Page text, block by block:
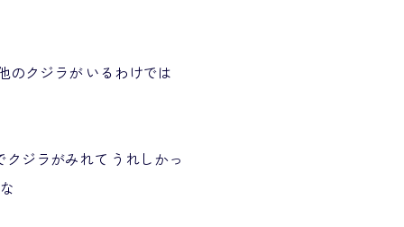
のクジラが いるわけでは
ジラがみれて うれしかっ